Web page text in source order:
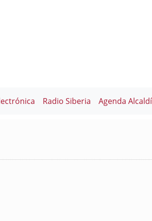
Radio Siberia Agenda